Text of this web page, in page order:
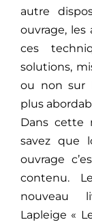
autre
ouvrage,
ces
solutions,
ou non sur
plus
Dans cette
savez que
ouvrage
contenu.
nouveau
Lapleige «